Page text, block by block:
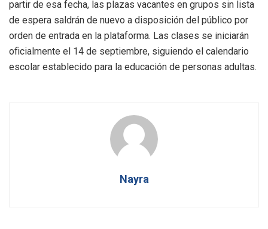
partir de esa fecha, las plazas vacantes en grupos sin lista
de espera saldrán de nuevo a disposición del público por
orden de entrada en la plataforma. Las clases se iniciarán
oficialmente el 14 de septiembre, siguiendo el calendario
escolar establecido para la educación de personas adultas.
Nayra